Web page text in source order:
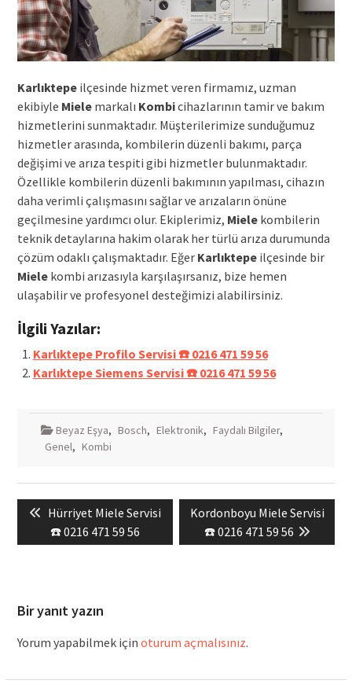
Karlıktepeilçesinde hizmet veren firmamız, uzman
ekibiyle Mielemarkalı Kombicihazlarının tamir ve bakım
hizmetlerini sunmaktadır. Müşterilerimize sunduğumuz
hizmetler arasında, kombilerin düzenli bakımı, parça
değişimi ve arıza tespiti gibi hizmetler bulunmaktadır.
Özellikle kombilerin düzenli bakımının yapılması, cihazın
daha verimli çalışmasını sağlar ve arızaların önüne
geçilmesine yardımcı olur. Ekiplerimiz, Mielekombilerin
teknik detaylarına hakim olarak her türlü arıza durumunda
çözüm odaklı çalışmaktadır. Eğer Karlıktepeilçesinde bir
Mielekombi arızasıyla karşılaşırsanız, bize hemen
ulaşabilir ve profesyonel desteğimizi alabilirsiniz.
İlgili Yazılar:
Karlıktepe Profilo Servisi ☎️ 0216 471 59 56
Karlıktepe Siemens Servisi ☎️ 0216 471 59 56
Beyaz Eşya, Bosch, Elektronik, Faydalı Bilgiler,
Genel, Kombi
gezinmesi
Previous
post:
Hürriyet Miele Servisi
☎️ 0216 471 59 56
Next
post:
Kordonboyu Miele Servisi
☎️ 0216 471 59 56
Bir yanıt yazın
Yorum yapabilmek için oturum açmalısınız.